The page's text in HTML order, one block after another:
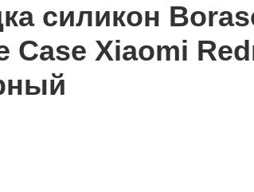
силикон
Case Xiaomi